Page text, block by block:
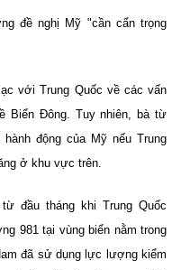
đề nghị Mỹ "cần cẩn trọng
với Trung Quốc về các vấn
Biển Đông. Tuy nhiên, bà từ
động của Mỹ nếu Trung
ở khu vực trên.
đầu tháng khi Trung Quốc
981 tại vùng biển nằm trong
đã sử dụng lực lượng kiểm